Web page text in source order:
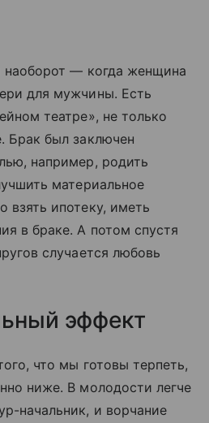
наоборот — когда женщина
для мужчины. Есть
театре», не только
Брак был заключен
например, родить
материальное
взять ипотеку, иметь
в браке. А потом спустя
случается любовь
эффект
что мы готовы терпеть,
ниже. В молодости легче
начальник, и ворчание